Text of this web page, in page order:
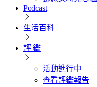
Podcast
生活百科
評 鑑
活動進行中
查看評鑑報告